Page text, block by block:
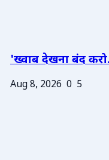
'ख्वाब देखना बंद
Aug 8, 2026 0 5